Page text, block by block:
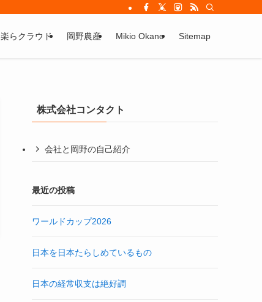
楽らクラウド 岡野農産 Mikio Okano Sitemap
株式会社コンタクト
会社と岡野の自己紹介
最近の投稿
ワールドカップ2026
日本を日本たらしめているもの
日本の経常収支は絶好調